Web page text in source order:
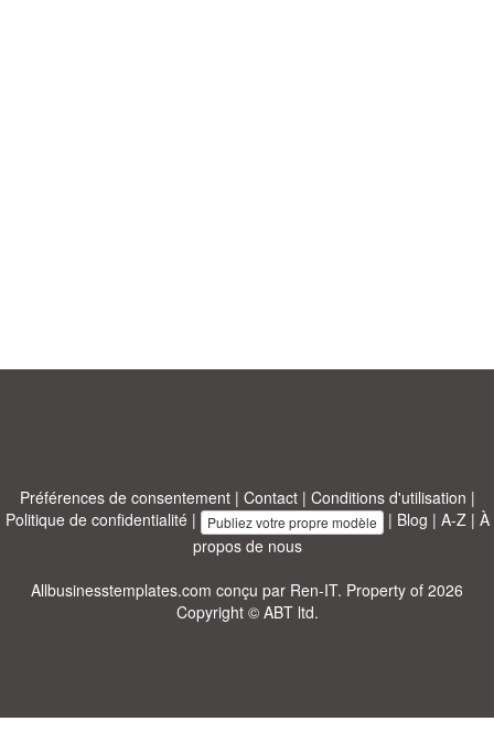
Préférences de consentement| Contact| Conditions d'utilisation |
Politique de confidentialité| Publiez votre propre modèle | Blog | A-Z| À
propos de nous
Allbusinesstemplates.com conçu par Ren-IT. Property of 2026
Copyright © ABT ltd.